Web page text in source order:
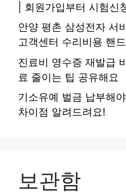
| 회원가입부터 시험신
안양 평촌 삼성전자 서
고객센터 수리비용 핸
진료비 영수증 재발급
료 줄이는 팁 공유해요
기소유예 벌금 납부해
차이점 알려드려요!
보관함